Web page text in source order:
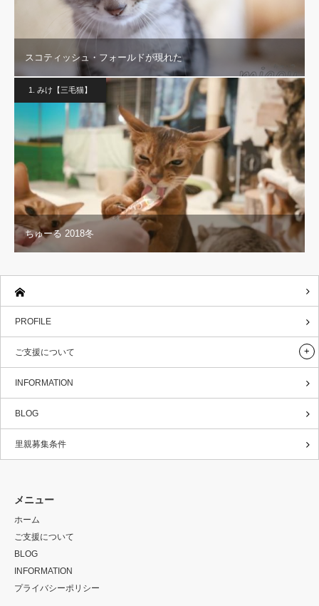
スコティッシュ・フォールドが現れた
1. みけ【三毛猫】
ちゅーる 2018冬
PROFILE
ご支援について
INFORMATION
BLOG
里親募集条件
メニュー
ホーム
ご支援について
BLOG
INFORMATION
プライバシーポリシー